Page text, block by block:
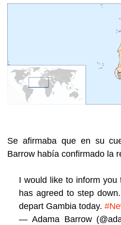
Se afirmaba que en su
Barrow había confirmado la
I would like to inform you
has agreed to step
depart Gambia today.
— Adama Barrow